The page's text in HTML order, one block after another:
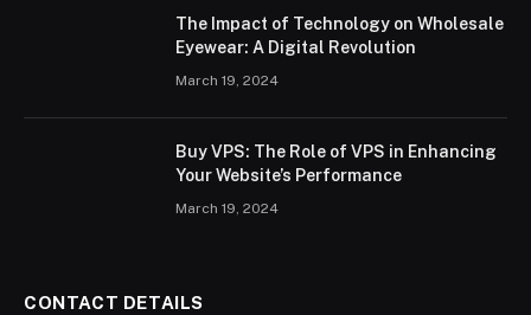
The Impact of Technology on Wholesale
Eyewear: A Digital Revolution
March 19, 2024
Buy VPS: The Role of VPS in Enhancing
Your Website’s Performance
March 19, 2024
CONTACT DETAILS